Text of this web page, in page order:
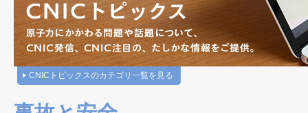
CNICトピックスのカテゴリ一覧を見る